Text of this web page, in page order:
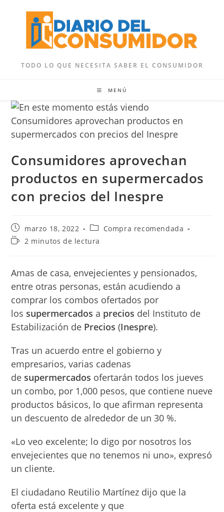
contenido
TODO LO QUE NECESITA SABER EL CONSUMIDOR
MENÚ
Consumidores aprovechan
productos en supermercados
con precios del Inespre
Publicación
de
la
marzo 18, 2022
Categoría
la
Compra recomendada
Tiempo2 minutos de lectura
Amas de casa, envejecientes y pensionados,
entre otras personas, están acudiendo a
comprar los combos ofertados por
lossupermercados a precios del Instituto de
Estabilización de Precios (Inespre).
Tras un acuerdo entre el gobierno y
empresarios, varias cadenas
desupermercados ofertarán todos los jueves
un combo, por 1,000 pesos, que contiene nueve
productos básicos, lo que afirman representa
un descuento de alrededor de un 30 %.
«Lo veo excelente; lo digo por nosotros los
envejecientes que no tenemos ni uno», expresó
un cliente.
El ciudadano Reutilio Martínez dijo que la
oferta está excelente y que